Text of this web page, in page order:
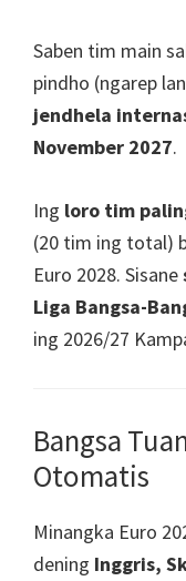
Saben tim main
pindho (ngarep
jendhela
November 2027.
Ing loro tim
(20 tim ing total)
Euro 2028. Sisane
Liga Bangsa-
ing 2026/27
Bangsa
Otomatis
Minangka Euro
dening Inggris,